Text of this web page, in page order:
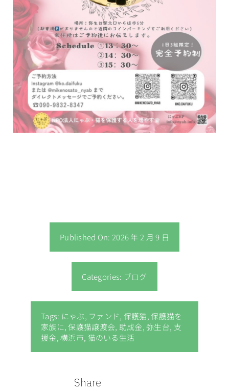
Published On: 2026 年 2 月 9 日
Categories: ブログ
Tags: にゃぶ, ファンド, 保護猫,保護猫を
家族に,保護猫譲渡会, 助成金,弥生台, 支
援金,横浜市, 猫のいる生活
Share